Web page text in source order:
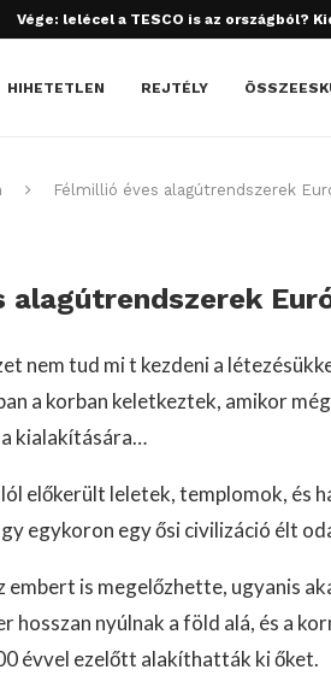
Szijjártó bűncselekményt követett el?
HIHETETLEN REJTÉLY
Félmillió éves alagútrendszerek
alagútrendszerek
nem tud mi t kezdeni a
a korban keletkeztek, amikor
kialakítására…
előkerült leletek, templomok, és
egykoron egy ősi civilizáció élt
embert is megelőzhette, ugyanis
hosszan nyúlnak a föld alá, és a
évvel ezelőtt alakíthatták ki őket.